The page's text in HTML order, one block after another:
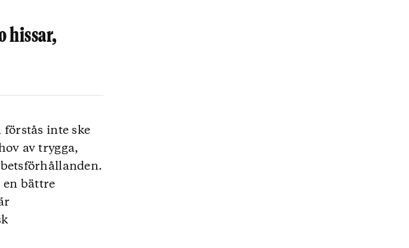
hissar,
inte ske
av trygga,
bättre